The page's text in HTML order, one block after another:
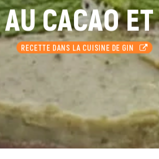
CACAO
RECETTE DANS LA CUISINE DE GIN